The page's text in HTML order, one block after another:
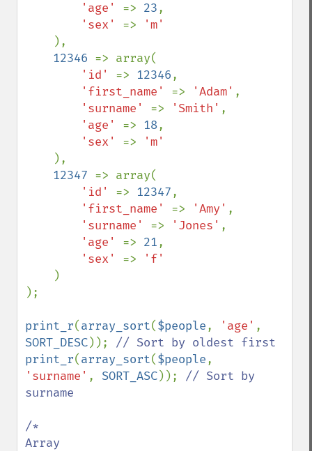
'age' => 23,
'sex' =>
'm'
),
12346 => array(
'id' => 12346,
'first_name' => 'Adam' ,
'surname' => 'Smith' ,
'age' => 18,
'sex' =>
'm'
),
12347 => array(
'id' => 12347,
'first_name' => 'Amy' ,
'surname' => 'Jones' ,
'age' => 21,
'sex' =>
'f'
)
);
print_r(array_sort($people, 'age'
SORT_DESC));
print_r(array_sort($people
'surname' , SORT_ASC)); // Sort by
surname
/*
Array